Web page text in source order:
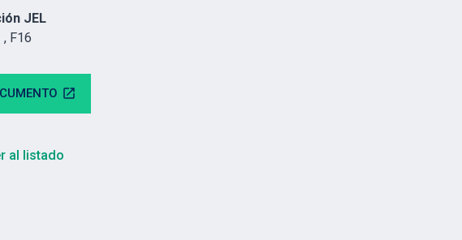
JEL
F16
open_in_new
al listado